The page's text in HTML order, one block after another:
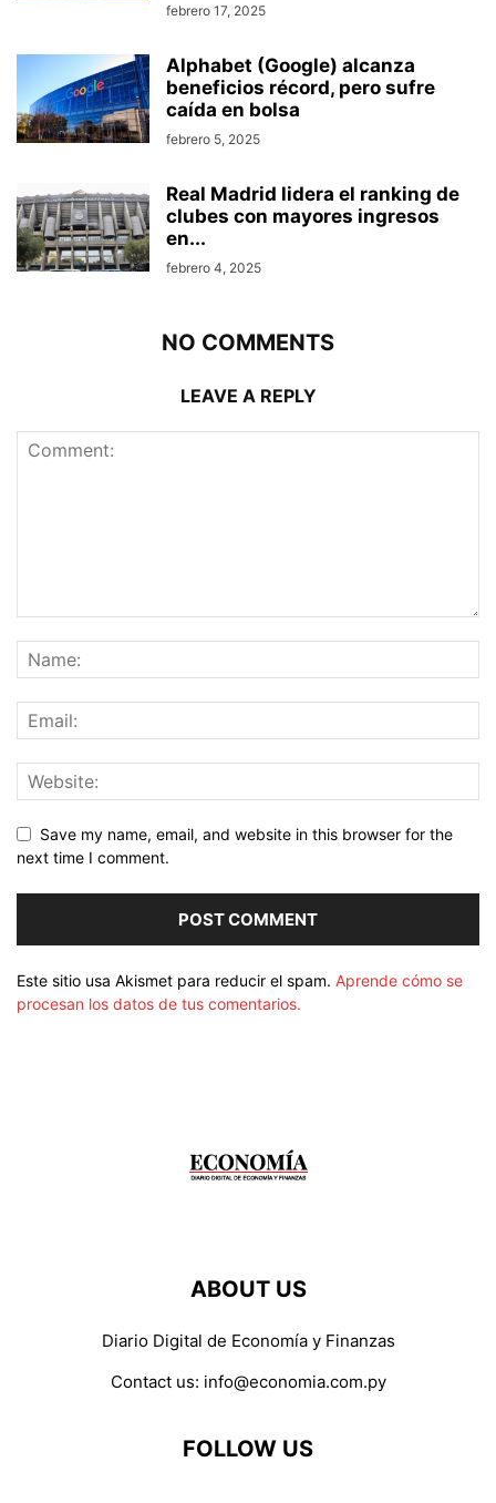
febrero 17, 2025
Alphabet (Google) alcanza
beneficios récord, pero sufre
caída en bolsa
febrero 5, 2025
Real Madrid lidera el ranking de
clubes con mayores ingresos
en...
febrero 4, 2025
NO COMMENTS
LEAVE A REPLY
Save my name, email, and website in this browser for the
next time I comment.
Este sitio usa Akismet para reducir el spam. Aprende cómo se
procesan los datos de tus comentarios.
ABOUT US
Diario Digital de Economía y Finanzas
Contact us: info@economia.com.py
FOLLOW US